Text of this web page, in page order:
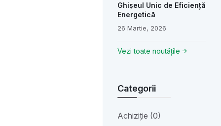
Ghișeul Unic de Eficiență
Energetică
26 Martie, 2026
Vezi toate noutățile
Categorii
Achiziție (0)